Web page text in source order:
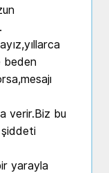
beden
verir.Biz bu
şiddeti
yarayla